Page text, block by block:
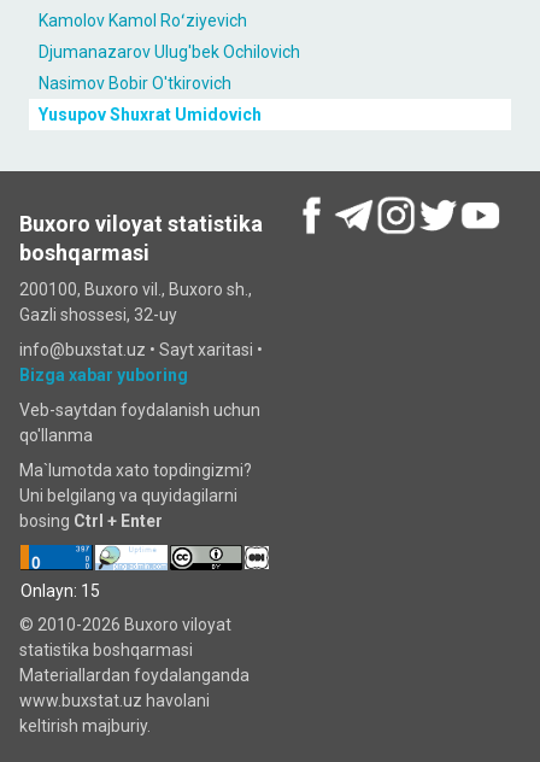
Kamolov Kamol Roʻziyevich
Djumanazarov Ulug'bek Ochilovich
Nasimov Bobir O'tkirovich
Yusupov Shuxrat Umidovich
Buxoro viloyat statistika
boshqarmasi
200100, Buxoro vil., Buxoro sh.,
Gazli shossesi, 32-uy
info@buxstat.uz • Sayt xaritasi •
Bizga xabar yuboring
Veb-saytdan foydalanish uchun
qo'llanma
Ma`lumotda xato topdingizmi?
Uni belgilang va quyidagilarni
bosing Ctrl + Enter
Onlayn: 15
© 2010-2026 Buxoro viloyat
statistika boshqarmasi
Materiallardan foydalanganda
www.buxstat.uz havolani
keltirish majburiy.